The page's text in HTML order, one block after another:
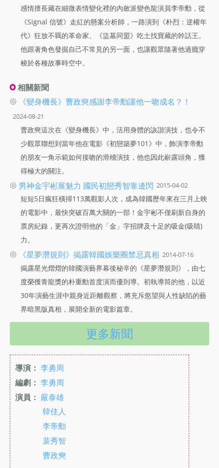
感情擅長藏在細微表情變化裡的內斂派變色龍演員李帝勳，從
《Signal 信號》走紅的懸案分析師，一路演到《朴烈：逆權年
代》狂放不羈的革命家、《盜墓同盟》吃土找寶藏的幹話王。
他跟著角色發掘自己不常見的另一面，也讓觀眾隨著他過癮穿
梭於各種故事時空中。
相關新聞
◎
《變身機長》曹政奭感謝李帝勳讓他一吻成名？！
2024-08-21
曹政奭這次在《變身機長》中，活用身體的詼諧演技，也令不
少觀眾聯想到當年他在電影《初戀築夢101》中，飾演李帝勳
的朋友一角示範如何接吻的滑稽演技，他也因此嶄露頭角，獲
得極大的關注。
◎ 男神金宇彬展魅力 國民初戀秀智靠邊閃 2015-04-02
短短5日瘋狂橫掃113萬觀影人次，成為韓國歷年來在三月上映
的電影中，最快突破百萬大關的一部！金宇彬不僅刷新自身的
票房紀錄，更再次證明他的「金」字招牌及十足的吸金(吸睛)
力。
◎ 《星夢潛規則》揭露韓國娛樂圈禁忌真相 2014-07-16
揭露星光熠熠的韓國演藝界幕後秘辛的《星夢潛規則》，由七
度榮獲青龍獎的朴重勳首度演而優則導。初執導筒的他，以近
30年演藝生涯中親身近距離觀察，將充斥慾望與人性缺陷的藝
界暗黑版真相，展開全新的電影篇章。
更多新聞
導演： 李勇周
編劇： 李勇周
演員： 嚴泰雄
韓佳人
李帝勳
裴秀智
曹政奭